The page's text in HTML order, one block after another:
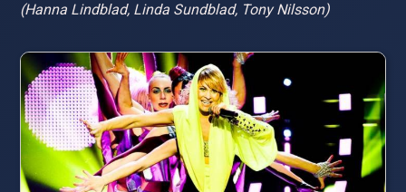
(Hanna Lindblad, Linda Sundblad, Tony Nilsson)